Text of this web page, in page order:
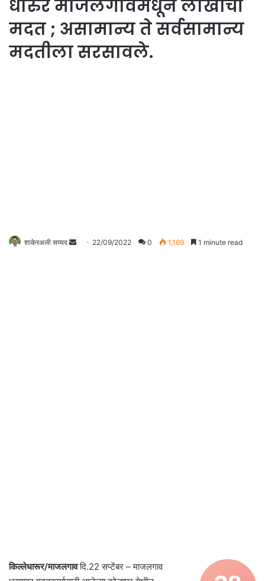
धारुर माजलगावमधून लाखोंची
मदत ; असामान्य ते सर्वसामान्य
मदतीला सरसावले.
शाकेरअली सय्यद
Send 22/09/2022 0 1,169 1 minute read
किल्लेधारूर/माजलगावदि.22 सप्टेंबर – माजलगाव